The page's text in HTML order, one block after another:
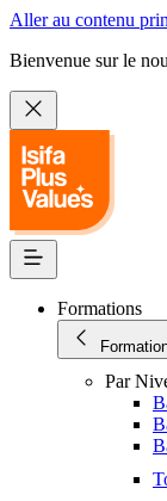
Aller au contenu
Bienvenue sur le
Formations
Par